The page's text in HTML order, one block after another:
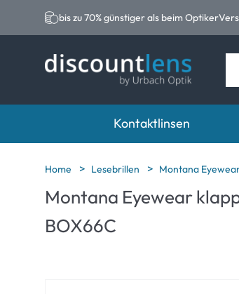
bis zu 70% günstiger als beim Optiker
Kontaktlinsen
Marken
Acuvue
Ultra
Home Lesebrillen Montana
Montana Eyewear
BOX66C